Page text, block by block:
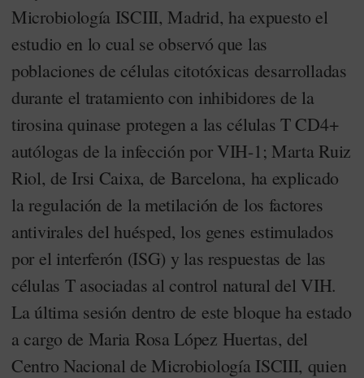
Microbiología ISCIII, Madrid, ha expuesto el
estudio en lo cual se observó que las
poblaciones de células citotóxicas desarrolladas
durante el tratamiento con inhibidores de la
tirosina quinase protegen a las células T CD4+
autólogas de la infección por VIH-1; Marta Ruiz
Riol, de Irsi Caixa, de Barcelona, ha explicado
la regulación de la metilación de los factores
antivirales del huésped, los genes estimulados
por el interferón (ISG) y las respuestas de las
células T asociadas al control natural del VIH.
La última sesión dentro de este bloque ha estado
a cargo de Maria Rosa López Huertas, del
Centro Nacional de Microbiología ISCIII, quien